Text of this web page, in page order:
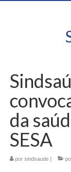
da
SESA
por sindsaude |